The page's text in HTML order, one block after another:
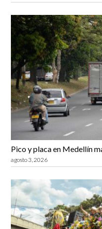
Pico y placa en Medellín
agosto 3, 2026